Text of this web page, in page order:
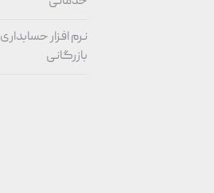
نرم افزار حسابداری
بازرگانی